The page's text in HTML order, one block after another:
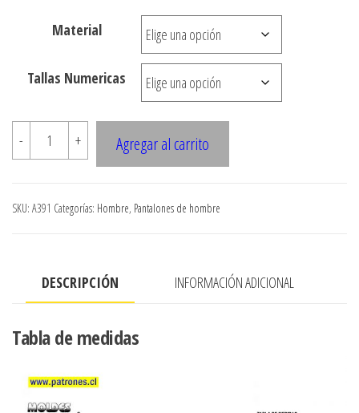
hasta
Material
Tallas Numericas
-
A391
CON
ARGENTINO
+ Agregar al carrito
SKU: A391 Categorías: Hombre, Pantalones de hombre
DESCRIPCIÓN INFORMACIÓN ADICIONAL
Tabla de medidas